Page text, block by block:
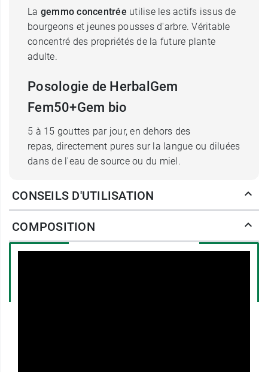
La gemmo concentrée utilise les actifs issus de
bourgeons et jeunes pousses d'arbre. Véritable
concentré des propriétés de la future plante
adulte.
Posologie de HerbalGem
Fem50+Gem bio
5 à 15 gouttes par jour, en dehors des
repas, directement pures sur la langue ou diluées
dans de l'eau de source ou du miel.
Conditionnement : Flacon de 30 ml
Vous pouvez lire notre fiche-conseils sur les
CONSEILS D'UTILISATION
COMPOSITION